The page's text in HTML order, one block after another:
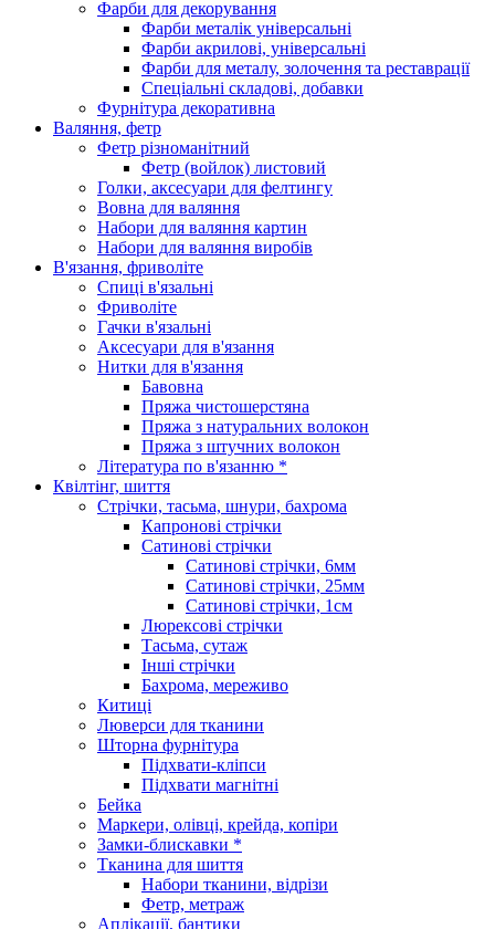
Фарби для декорування
Фарби металік універсальні
Фарби акрилові, універсальні
Фарби для металу, золочення та реставрації
Спеціальні складові, добавки
Фурнітура декоративна
Валяння, фетр
Фетр різноманітний
Фетр (войлок) листовий
Голки, аксесуари для фелтингу
Вовна для валяння
Набори для валяння картин
Набори для валяння виробів
В'язання, фриволіте
Спиці в'язальні
Фриволіте
Гачки в'язальні
Аксесуари для в'язання
Нитки для в'язання
Бавовна
Пряжа чистошерстяна
Пряжа з натуральних волокон
Пряжа з штучних волокон
Література по в'язанню *
Квілтінг, шиття
Стрічки, тасьма, шнури, бахрома
Капронові стрічки
Сатинові стрічки
Сатинові стрічки, 6мм
Сатинові стрічки, 25мм
Сатинові стрічки, 1см
Люрексові стрічки
Тасьма, сутаж
Інші стрічки
Бахрома, мереживо
Китиці
Люверси для тканини
Шторна фурнітура
Підхвати-кліпси
Підхвати магнітні
Бейка
Маркери, олівці, крейда, копіри
Замки-блискавки *
Тканина для шиття
Набори тканини, відрізи
Фетр, метраж
Аплікації, бантики